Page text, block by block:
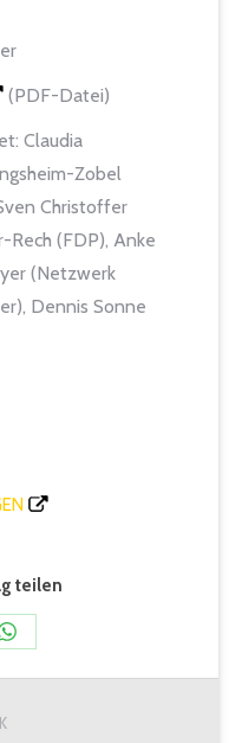
(PDF-Datei)
Claudia
Zobel
Christoffer
Rech (FDP), Anke
(Netzwerk
Dennis Sonne
teilen
Share
on
WhatsApp